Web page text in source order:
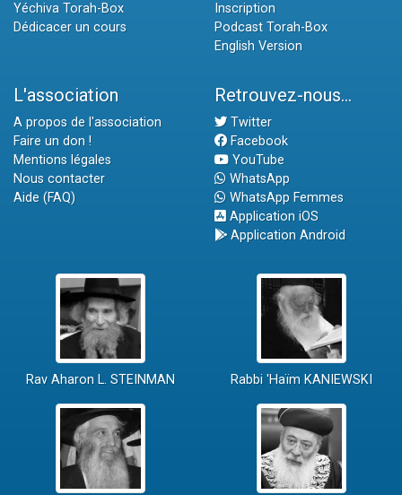
Yéchiva Torah-Box
Dédicacer un cours
Inscription
Podcast Torah-Box
English Version
L'association
A propos de l'association
Faire un don !
Mentions légales
Nous contacter
Aide (FAQ)
Retrouvez-nous...
Twitter
Facebook
YouTube
WhatsApp
WhatsApp Femmes
Application iOS
Application Android
Rav Aharon L. STEINMAN Rabbi 'Haïm KANIEWSKI